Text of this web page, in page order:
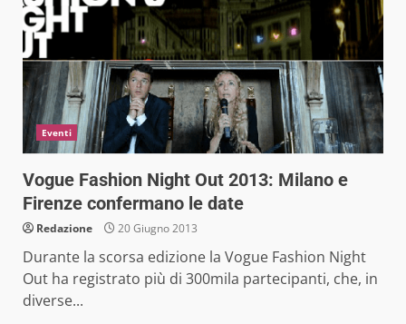
Eventi
Vogue Fashion Night Out 2013: Milano e
Firenze confermano le date
Redazione 20 Giugno 2013
Durante la scorsa edizione la Vogue Fashion Night
Out ha registrato più di 300mila partecipanti, che, in
diverse...